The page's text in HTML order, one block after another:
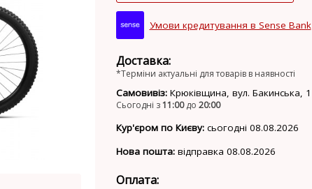
Умови кредитування в Sense Bank
Доставка:
*Терміни актуальні для товарів в наявності
Самовивіз: Крюківщина, вул. Бакинська, 1
Сьогодні з11:00до 20:00
Кур'єром по Києву: сьогодні 08.08.2026
Нова пошта: відправка 08.08.2026
Оплата: